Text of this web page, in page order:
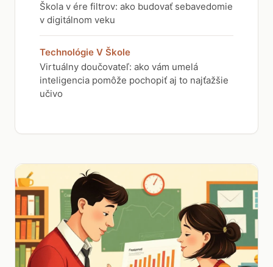
Škola v ére filtrov: ako budovať sebavedomie
v digitálnom veku
Technológie V Škole
Virtuálny doučovateľ: ako vám umelá
inteligencia pomôže pochopiť aj to najťažšie
učivo